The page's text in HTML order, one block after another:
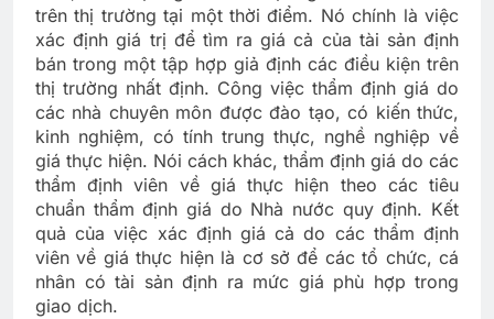
trên thị trường tại một thời điểm. Nó chính là việc
xác định giá trị để tìm ra giá cả của tài sản định
bán trong một tập hợp giả định các điều kiện trên
thị trường nhất định. Công việc thẩm định giá do
các nhà chuyên môn được đào tạo, có kiến thức,
kinh nghiệm, có tính trung thực, nghề nghiệp về
giá thực hiện. Nói cách khác, thẩm định giá do các
thẩm định viên về giá thực hiện theo các tiêu
chuẩn thẩm định giá do Nhà nước quy định. Kết
quả của việc xác định giá cả do các thẩm định
viên về giá thực hiện là cơ sở để các tổ chức, cá
nhân có tài sản định ra mức giá phù hợp trong
giao dịch.